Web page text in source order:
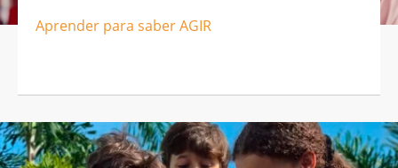
Aprender para saber AGIR